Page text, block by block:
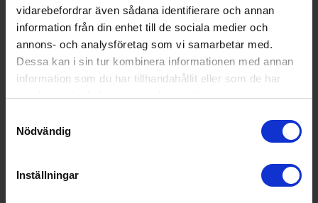
vidarebefordrar även sådana identifierare och annan
information från din enhet till de sociala medier och
annons- och analysföretag som vi samarbetar med.
Dessa kan i sin tur kombinera informationen med annan
information som du har tillhandahållit eller som de har
samlat in när du har använt deras tjänster.
Nödvändig
Inställningar
infoLight
släcks när programmet är klart, vilket gör det enkelt att se